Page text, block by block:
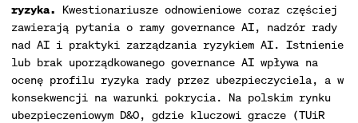
ryzyka. Kwestionariusze odnowieniowe coraz częściej
zawierają pytania o ramy governance AI, nadzór rady
nad AI i praktyki zarządzania ryzykiem AI. Istnienie
lub brak uporządkowanego governance AI wpływa na
ocenę profilu ryzyka rady przez ubezpieczyciela, a w
konsekwencji na warunki pokrycia. Na polskim rynku
ubezpieczeniowym D&O, gdzie kluczowi gracze (TUiR